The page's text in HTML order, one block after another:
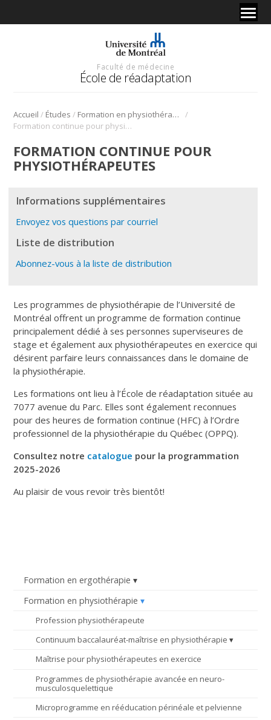
Faculté de médecine
École de réadaptation
Accueil / Études / Formation en physiothérapie
/
Formation continue pour physiothérapeutes
Formation en ergothérapie
Formation en physiothérapie
Profession physiothérapeute
Continuum baccalauréat-maîtrise en physiothérapie
Maîtrise pour physiothérapeutes en exercice
Programmes de physiothérapie avancée en neuro-
musculosquelettique
Microprogramme en rééducation périnéale et pelvienne
FORMATION CONTINUE POUR
PHYSIOTHÉRAPEUTES
Informations supplémentaires
Envoyez vos questions par courriel
Liste de distribution
Abonnez-vous à la liste de distribution
Les programmes de physiothérapie de l’Université de
Montréal offrent un programme de formation continue
principalement dédié à ses personnes superviseures de
stage et également aux physiothérapeutes en exercice qui
désirent parfaire leurs connaissances dans le domaine de
la physiothérapie.
Les formations ont lieu à l’École de réadaptation située au
7077 avenue du Parc. Elles sont également reconnues
pour des heures de formation continue (HFC) à l’Ordre
professionnel de la physiothérapie du Québec (OPPQ).
Consultez notre catalogue pour la programmation
2025-2026
Au plaisir de vous revoir très bientôt!